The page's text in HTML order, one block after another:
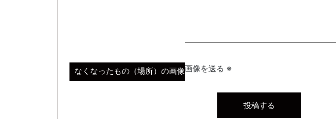
なくなったもの（場所）の画像画像を送る ※